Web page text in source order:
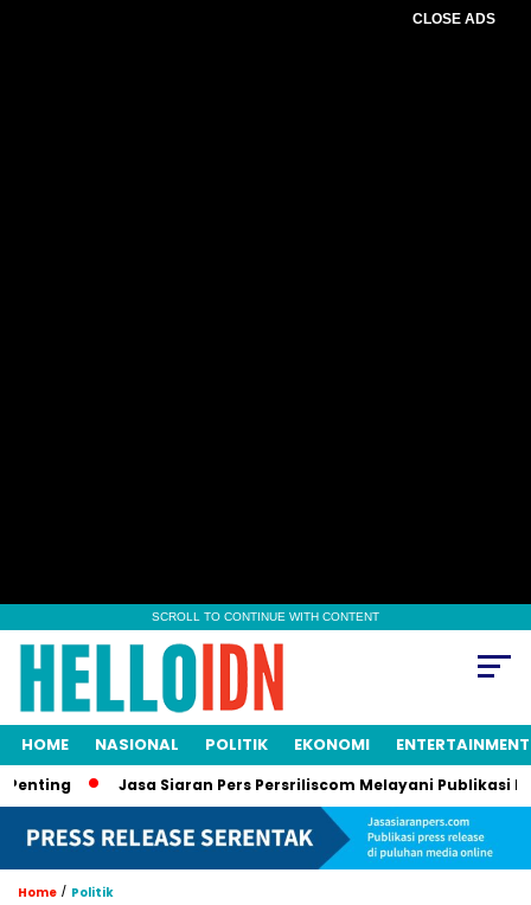
CLOSE ADS
SCROLL TO CONTINUE WITH CONTENT
HOME NASIONAL POLITIK EKONOMI ENTERTAINMENT
Jasa Siaran Pers Persriliscom Melayani Publikasi ke
Home / Politik